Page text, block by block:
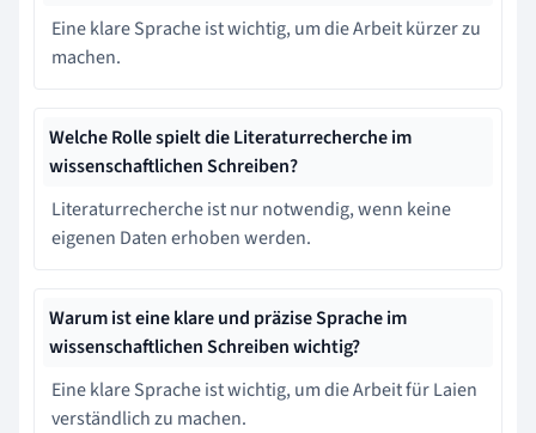
Eine klare Sprache ist wichtig, um die Arbeit kürzer zu
machen.
Welche Rolle spielt die Literaturrecherche im
wissenschaftlichen Schreiben?
Literaturrecherche ist nur notwendig, wenn keine
eigenen Daten erhoben werden.
Warum ist eine klare und präzise Sprache im
wissenschaftlichen Schreiben wichtig?
Eine klare Sprache ist wichtig, um die Arbeit für Laien
verständlich zu machen.